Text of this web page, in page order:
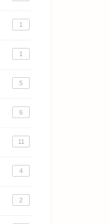
1
1
5
6
11
4
2